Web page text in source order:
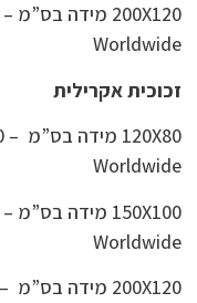
Worldwide
זכוכית אקרילית
Worldwide
Worldwide